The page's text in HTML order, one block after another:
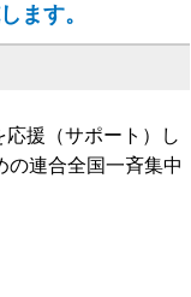
ます。
援（サポート）し
連合全国一斉集中